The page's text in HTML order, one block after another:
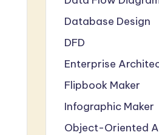
Database Design
DFD
Enterprise
Flipbook Maker
Infographic Maker
Object-Oriented